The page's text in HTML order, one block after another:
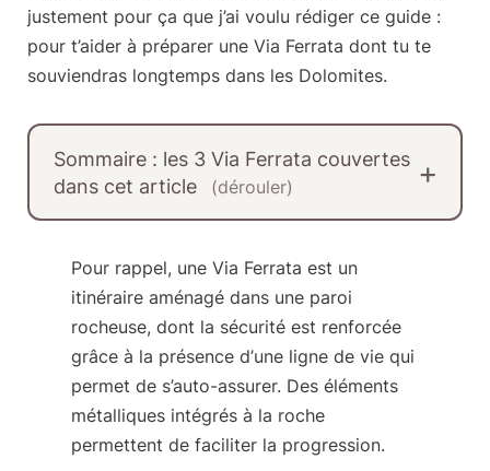
justement pour ça que j’ai voulu rédiger ce guide :
pour t’aider à préparer une Via Ferrata dont tu te
souviendras longtemps dans les Dolomites.
Sommaire : les 3 Via Ferrata couvertes
dans cet article
(dérouler)
Pour rappel, une Via Ferrata est un
itinéraire aménagé dans une paroi
rocheuse, dont la sécurité est renforcée
grâce à la présence d’une ligne de vie qui
permet de s’auto-assurer. Des éléments
métalliques intégrés à la roche
permettent de faciliter la progression.